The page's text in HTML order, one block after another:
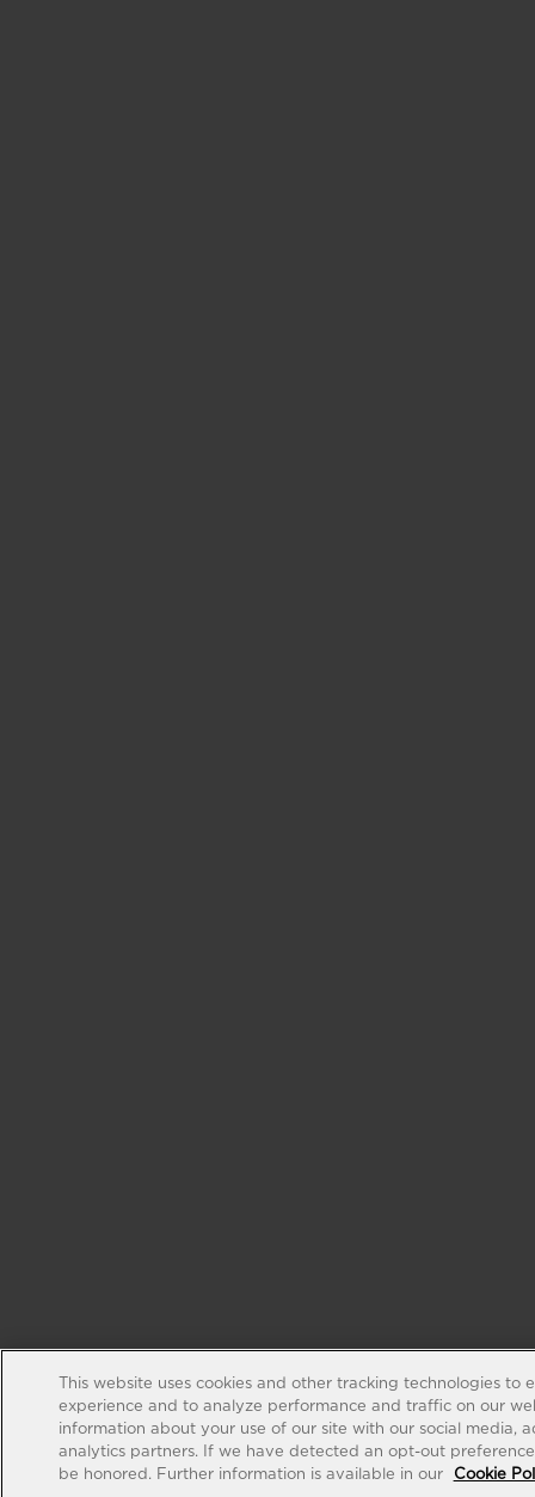
This website uses cookies and other tracking technologies to
experience and to analyze performance and traffic on our
information about your use of our site with our social media,
analytics partners. If we have detected an opt-out
be honored. Further information is available in our
Cookie